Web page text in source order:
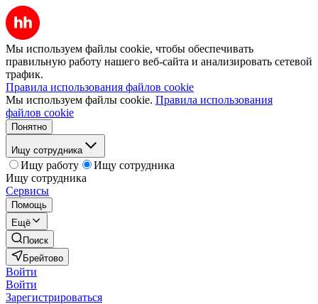
Мы используем файлы cookie, чтобы обеспечивать
правильную работу нашего веб-сайта и анализировать сетевой
трафик.
Правила использования файлов cookie
Мы используем файлы cookie. Правила использования
файлов cookie
Понятно
Ищу сотрудника
Ищу работу
Ищу сотрудника
Ищу сотрудника
Сервисы
Помощь
Ещё
Поиск
Брейтово
Войти
Войти
Зарегистрироваться